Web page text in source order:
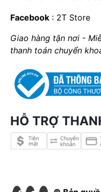
Facebook : 2T Store
Giao hàng tận nơi -
thanh toán chuyển
HỖ TRỢ